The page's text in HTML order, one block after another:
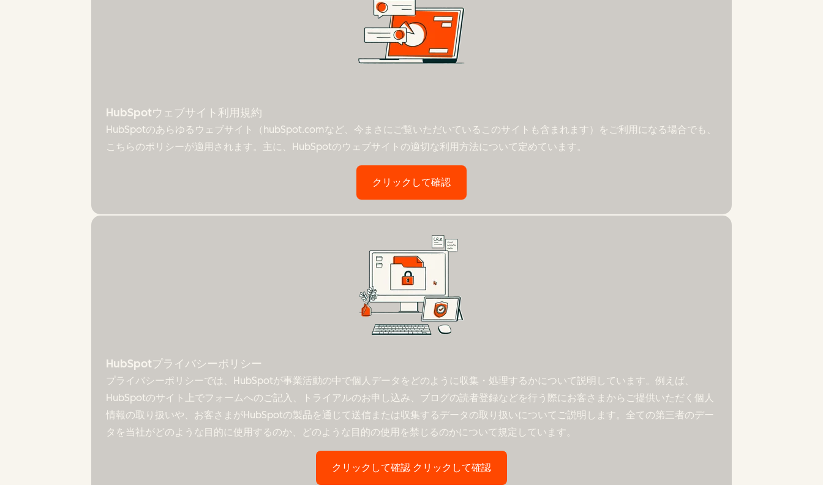
HubSpotウェブサイト利用規約
HubSpotのあらゆるウェブサイト（hubSpot.comなど、今まさにご覧いただいているこのサイトも含まれます）をご利用になる場合でも、
こちらのポリシーが適用されます。主に、HubSpotのウェブサイトの適切な利用方法について定めています。
クリックして確認
HubSpotプライバシーポリシー
プライバシーポリシーでは、HubSpotが事業活動の中で個人データをどのように収集・処理するかについて説明しています。例えば、
HubSpotのサイト上でフォームへのご記入、トライアルのお申し込み、ブログの読者登録などを行う際にお客さまからご提供いただく個人
情報の取り扱いや、お客さまがHubSpotの製品を通じて送信または収集するデータの取り扱いについてご説明します。全ての第三者のデー
タを当社がどのような目的に使用するのか、どのような目的の使用を禁じるのかについて規定しています。
クリックして確認 クリックして確認